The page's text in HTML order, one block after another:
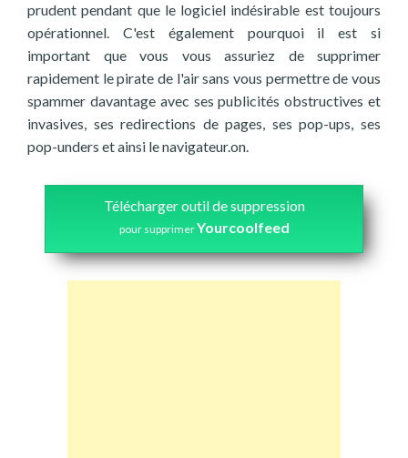
prudent pendant que le logiciel indésirable est toujours
opérationnel. C'est également pourquoi il est si
important que vous vous assuriez de supprimer
rapidement le pirate de l'air sans vous permettre de vous
spammer davantage avec ses publicités obstructives et
invasives, ses redirections de pages, ses pop-ups, ses
pop-unders et ainsi le navigateur.on.
Télécharger outil de suppression
pour supprimerYourcoolfeed